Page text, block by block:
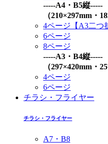
-----A4・B5縦-----
（210×297mm・
4ページ【A3二つ
6ページ
8ページ
-----A3・B4縦-----
（297×420mm・
4ページ
6ページ
チラシ・フライヤー
チラシ・フライヤー
A7・B8